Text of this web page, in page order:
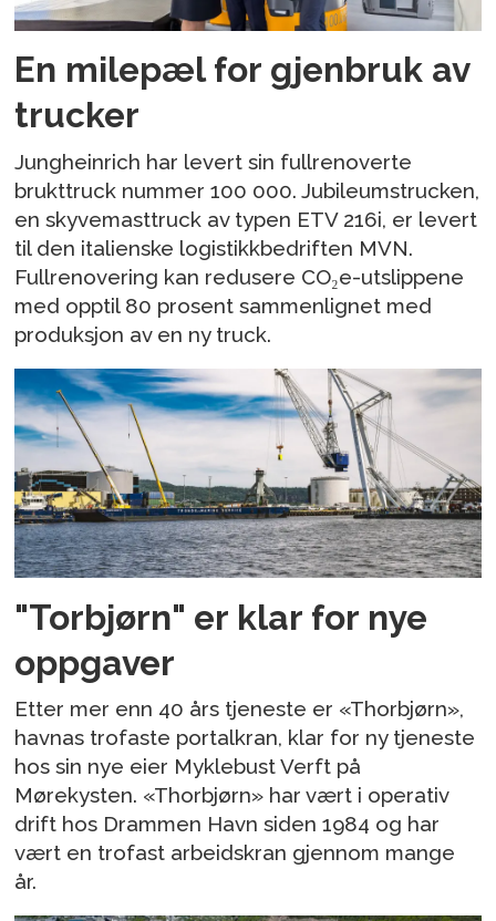
En milepæl for gjenbruk av
trucker
Jungheinrich har levert sin fullrenoverte
brukttruck nummer 100 000. Jubileumstrucken,
en skyvemasttruck av typen ETV 216i, er levert
til den italienske logistikkbedriften MVN.
Fullrenovering kan redusere CO₂e-utslippene
med opptil 80 prosent sammenlignet med
produksjon av en ny truck.
"Torbjørn" er klar for nye
oppgaver
Etter mer enn 40 års tjeneste er «Thorbjørn»,
havnas trofaste portalkran, klar for ny tjeneste
hos sin nye eier Myklebust Verft på
Mørekysten. «Thorbjørn» har vært i operativ
drift hos Drammen Havn siden 1984 og har
vært en trofast arbeidskran gjennom mange
år.